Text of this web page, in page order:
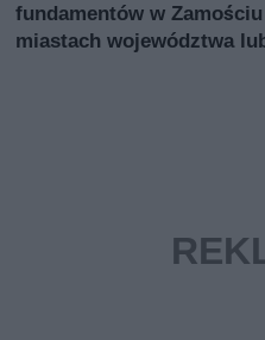
fundamentów w
miastach województwa